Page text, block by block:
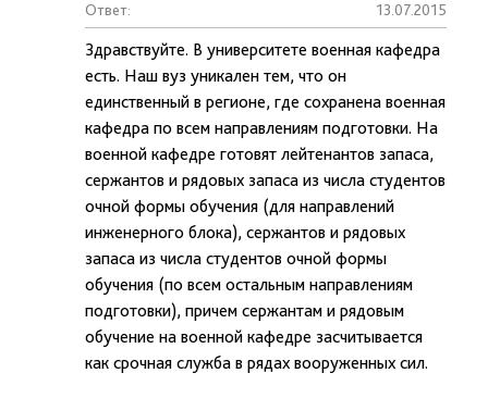
Ответ: 13.07.2015
Здравствуйте. В университете военная кафедра
есть. Наш вуз уникален тем, что он
единственный в регионе, где сохранена военная
кафедра по всем направлениям подготовки. На
военной кафедре готовят лейтенантов запаса,
сержантов и рядовых запаса из числа студентов
очной формы обучения (для направлений
инженерного блока), сержантов и рядовых
запаса из числа студентов очной формы
обучения (по всем остальным направлениям
подготовки), причем сержантам и рядовым
обучение на военной кафедре засчитывается
как срочная служба в рядах вооруженных сил.